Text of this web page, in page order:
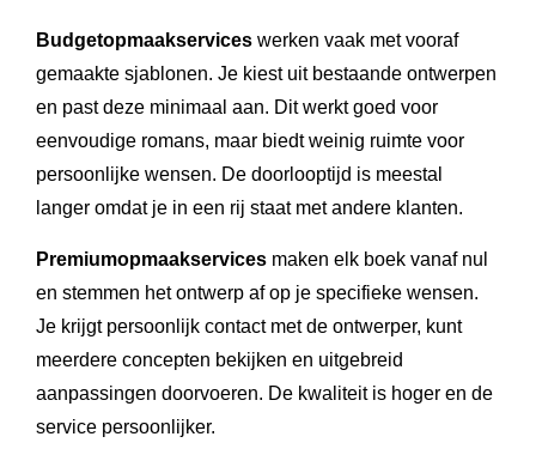
Budgetopmaakservices werken vaak met vooraf
gemaakte sjablonen. Je kiest uit bestaande ontwerpen
en past deze minimaal aan. Dit werkt goed voor
eenvoudige romans, maar biedt weinig ruimte voor
persoonlijke wensen. De doorlooptijd is meestal
langer omdat je in een rij staat met andere klanten.
Premiumopmaakservices maken elk boek vanaf nul
en stemmen het ontwerp af op je specifieke wensen.
Je krijgt persoonlijk contact met de ontwerper, kunt
meerdere concepten bekijken en uitgebreid
aanpassingen doorvoeren. De kwaliteit is hoger en de
service persoonlijker.